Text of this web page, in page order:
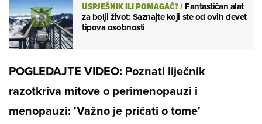
POGLEDAJTE GALERIJU
tipova osobnosti
POGLEDAJTE VIDEO: Poznati liječnik